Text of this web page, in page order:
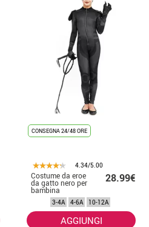
CONSEGNA 24/48 ORE
4.34/5.00
Costume da eroe
da gatto nero per
bambina
28.99€
3-4A 4-6A 10-12A
AGGIUNGI